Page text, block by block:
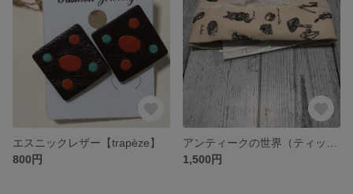
エスニックレザー【trapèze】
800円
1,500円